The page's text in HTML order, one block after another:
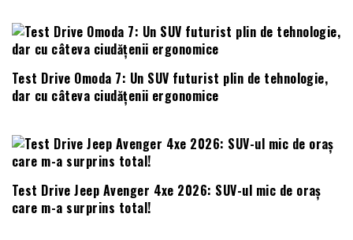
Test Drive Omoda 7: Un SUV futurist plin de tehnologie,
dar cu câteva ciudățenii ergonomice
Test Drive Jeep Avenger 4xe 2026: SUV-ul mic de oraș
care m-a surprins total!